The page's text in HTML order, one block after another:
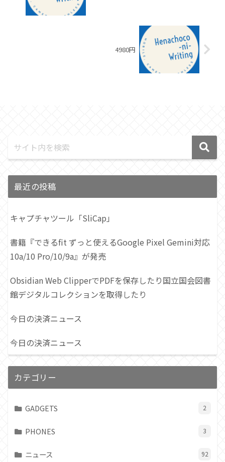
4980円
最近の投稿
キャプチャツール「SliCap」
書籍『できるfit ずっと使えるGoogle Pixel Gemini対応
10a/10 Pro/10/9a』が発売
Obsidian Web ClipperでPDFを保存したり国立国会図書
館デジタルコレクションを取得したり
今日の決済ニュース
今日の決済ニュース
カテゴリー
GADGETS 2
PHONES 3
ニュース 92